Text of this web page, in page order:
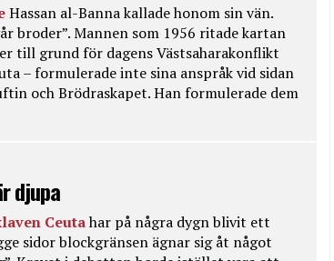
Hassan al-Banna kallade honom sin vän.
broder”. Mannen som 1956 ritade kartan
till grund för dagens Västsaharakonflikt
– formulerade inte sina anspråk vid sidan
och Brödraskapet. Han formulerade dem
djupa
Ceutahar på några dygn blivit ett
sidor blockgränsen ägnar sig åt något